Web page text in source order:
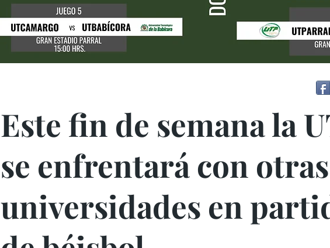
Este fin de semana la
se enfrentará con otras
universidades en